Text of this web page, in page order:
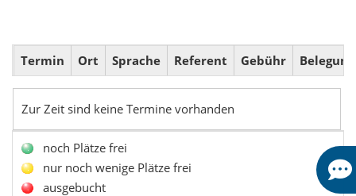
Termin Ort Sprache Referent Gebühr Belegung
Zur Zeit sind keine Termine vorhanden
noch Plätze frei
nur noch wenige Plätze frei
ausgebucht